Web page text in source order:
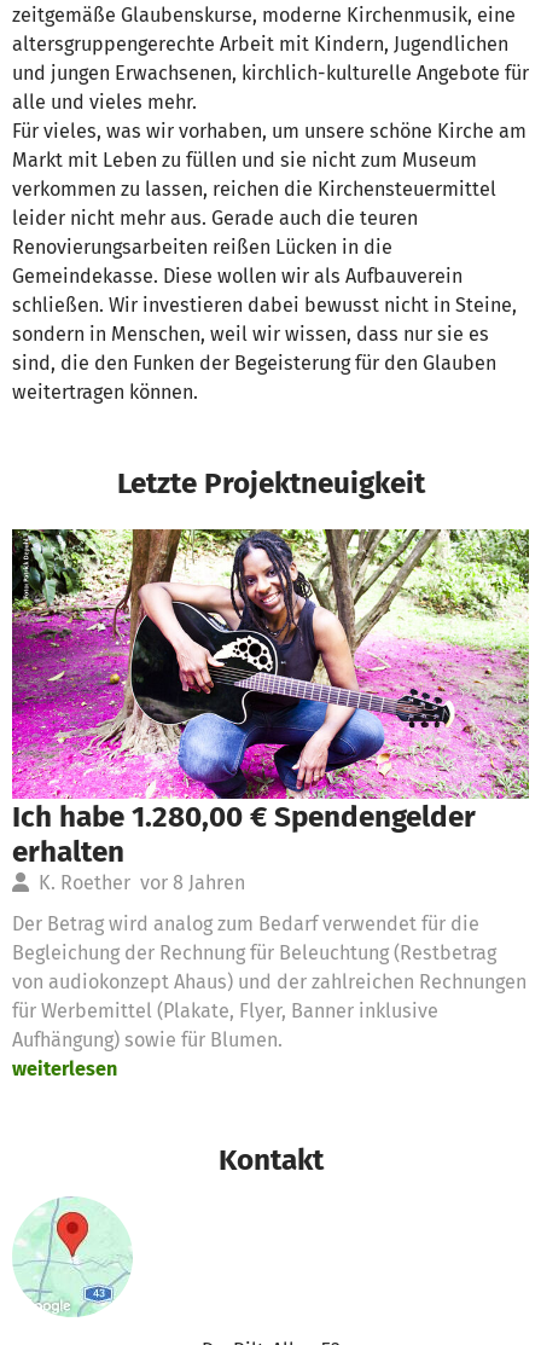
zeitgemäße Glaubenskurse, moderne Kirchenmusik, eine
altersgruppengerechte Arbeit mit Kindern, Jugendlichen
und jungen Erwachsenen, kirchlich-kulturelle Angebote für
alle und vieles mehr.
Für vieles, was wir vorhaben, um unsere schöne Kirche am
Markt mit Leben zu füllen und sie nicht zum Museum
verkommen zu lassen, reichen die Kirchensteuermittel
leider nicht mehr aus. Gerade auch die teuren
Renovierungsarbeiten reißen Lücken in die
Gemeindekasse. Diese wollen wir als Aufbauverein
schließen. Wir investieren dabei bewusst nicht in Steine,
sondern in Menschen, weil wir wissen, dass nur sie es
sind, die den Funken der Begeisterung für den Glauben
weitertragen können.
Letzte Projektneuigkeit
Ich habe 1.280,00 € Spendengelder
erhalten
K. Roether vor 8 Jahren
Der Betrag wird analog zum Bedarf verwendet für die
Begleichung der Rechnung für Beleuchtung (Restbetrag
von audiokonzept Ahaus) und der zahlreichen Rechnungen
für Werbemittel (Plakate, Flyer, Banner inklusive
Aufhängung) sowie für Blumen.
weiterlesen
Kontakt